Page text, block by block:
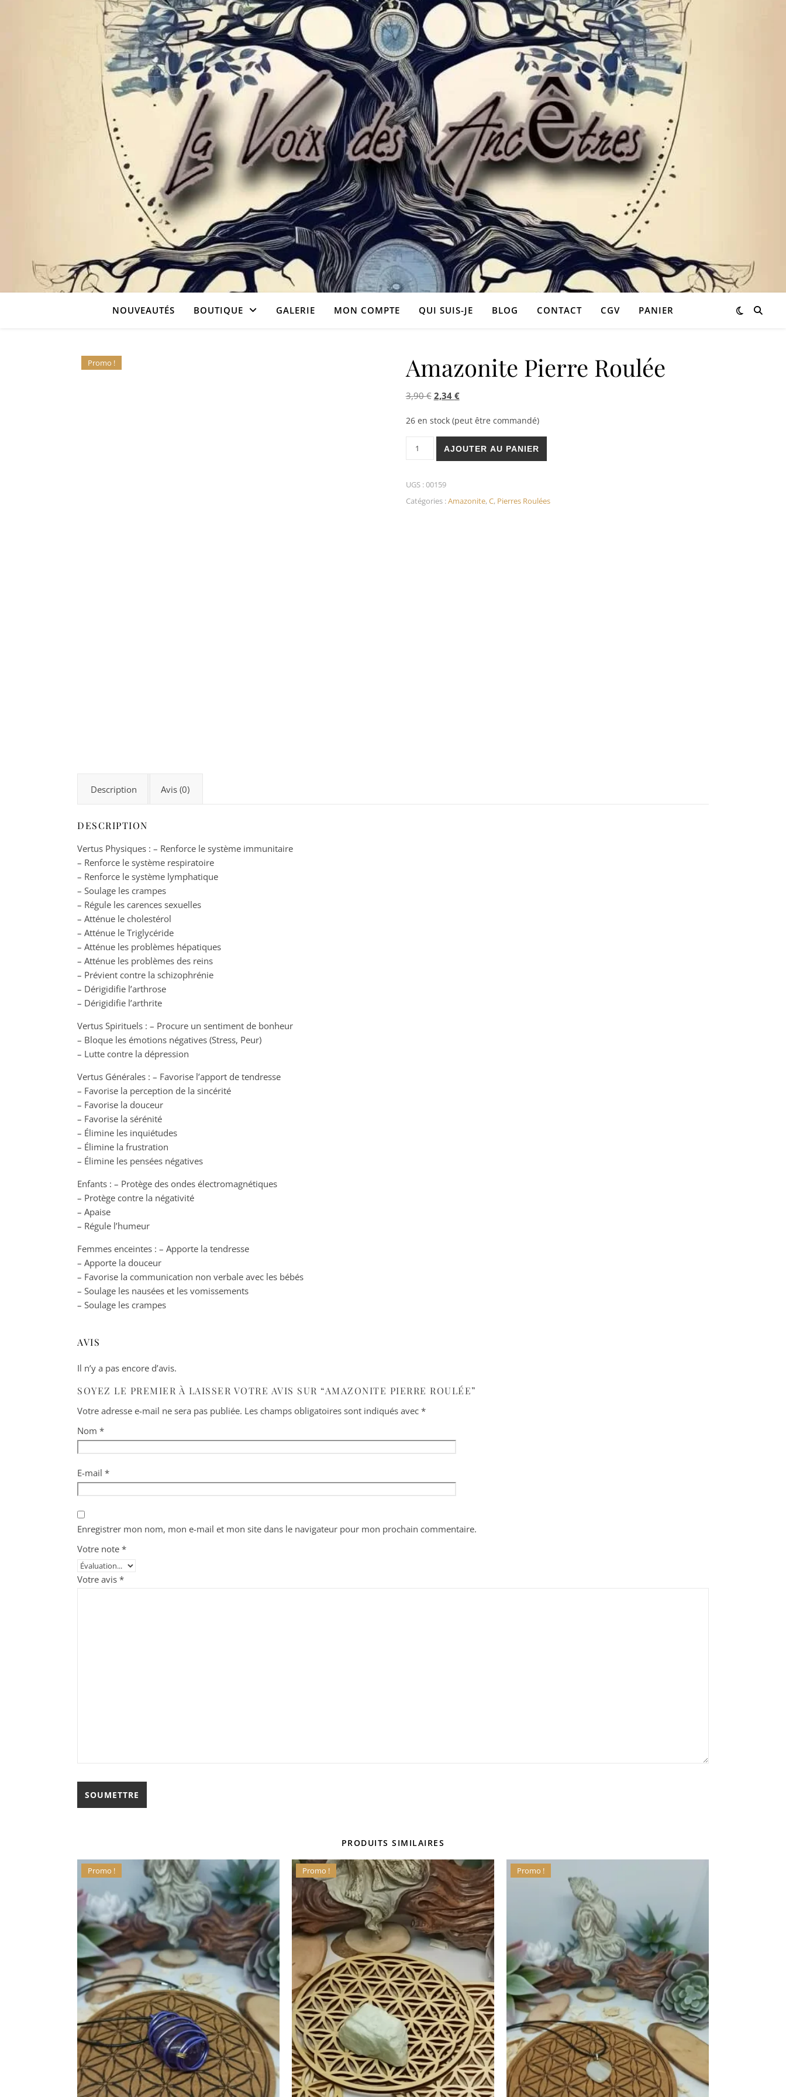
NOUVEAUTÉS BOUTIQUE GALERIE MON COMPTE QUI SUIS-JE BLOG CONTACT CGV PANIER
Promo ! Amazonite Pierre Roulée
3,90€ Le prix initial était : 3,90 €.
2,34 €Le prix actuel est : 2,34 €.
26 en stock (peut être commandé)
quantité de Amazonite Pierre Roulée
AJOUTER AU PANIER
UGS :00159
Catégories :Amazonite,C, Pierres Roulées
Description Avis (0)
DESCRIPTION
Vertus Physiques : – Renforce le système immunitaire
– Renforce le système respiratoire
– Renforce le système lymphatique
– Soulage les crampes
– Régule les carences sexuelles
– Atténue le cholestérol
– Atténue le Triglycéride
– Atténue les problèmes hépatiques
– Atténue les problèmes des reins
– Prévient contre la schizophrénie
– Dérigidifie l’arthrose
– Dérigidifie l’arthrite
Vertus Spirituels : – Procure un sentiment de bonheur
– Bloque les émotions négatives (Stress, Peur)
– Lutte contre la dépression
Vertus Générales : – Favorise l’apport de tendresse
– Favorise la perception de la sincérité
– Favorise la douceur
– Favorise la sérénité
– Élimine les inquiétudes
– Élimine la frustration
– Élimine les pensées négatives
Enfants : – Protège des ondes électromagnétiques
– Protège contre la négativité
– Apaise
– Régule l’humeur
Femmes enceintes : – Apporte la tendresse
– Apporte la douceur
– Favorise la communication non verbale avec les bébés
– Soulage les nausées et les vomissements
– Soulage les crampes
AVIS
Il n’y a pas encore d’avis.
SOYEZ LE PREMIER À LAISSER VOTRE AVIS SUR “AMAZONITE PIERRE ROULÉE”
Votre adresse e-mail ne sera pas publiée. Les champs obligatoires sont indiqués avec *
Nom *
E-mail *
Enregistrer mon nom, mon e-mail et mon site dans le navigateur pour mon prochain commentaire.
Votre note *
Votre avis *
PRODUITS SIMILAIRES
Promo ! Promo ! Promo !